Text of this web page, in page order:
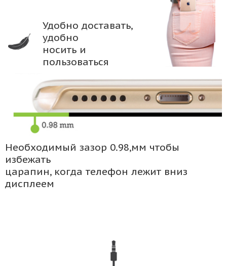
Удобно доставать,
удобно
носить и
пользоваться
Необходимый зазор 0.98,мм чтобы
избежать
царапин, когда телефон лежит вниз
дисплеем